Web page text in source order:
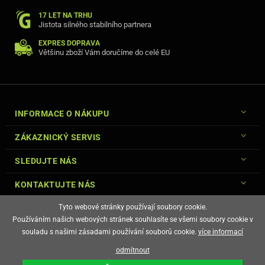
17 LET NA TRHU
Jistota silného stabilního partnera
EXPRES DOPRAVA
Většinu zboží Vám doručíme do celé EU
INFORMACE O NÁKUPU
ZÁKAZNICKÝ SERVIS
SLEDUJTE NÁS
KONTAKTUJTE NÁS
E-shop vytvořila
Tyto webové stránky používají soubory cookie.
Používáním našich webových stránek souhlasíte se všemi soubory cookie v
souladu s našimi zásadami používání souborů cookie. více informací
odmítnout